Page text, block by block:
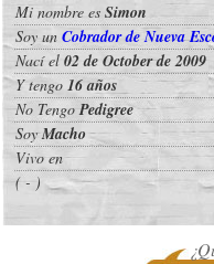
Mi nombre es Simon
Soy un Cobrador de Nueva
Nací el 02 de October de 2009
Y tengo 16 años
No TengoPedigree
SoyMacho
Vivo en
( - )